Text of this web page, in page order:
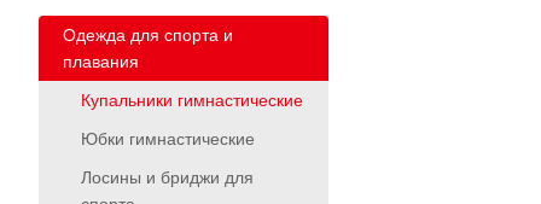
Одежда для спорта и
плавания
Купальники гимнастические
Юбки гимнастические
Лосины и бриджи для